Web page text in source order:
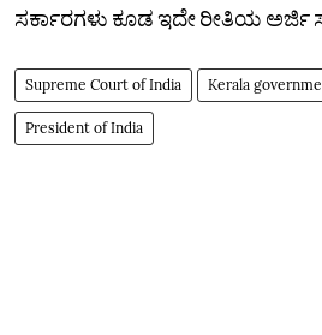
ಸರ್ಕಾರಗಳು ಕೂಡ ಇದೇ ರೀತಿಯ ಅರ್ಜಿ
Supreme Court of India Kerala
President of India